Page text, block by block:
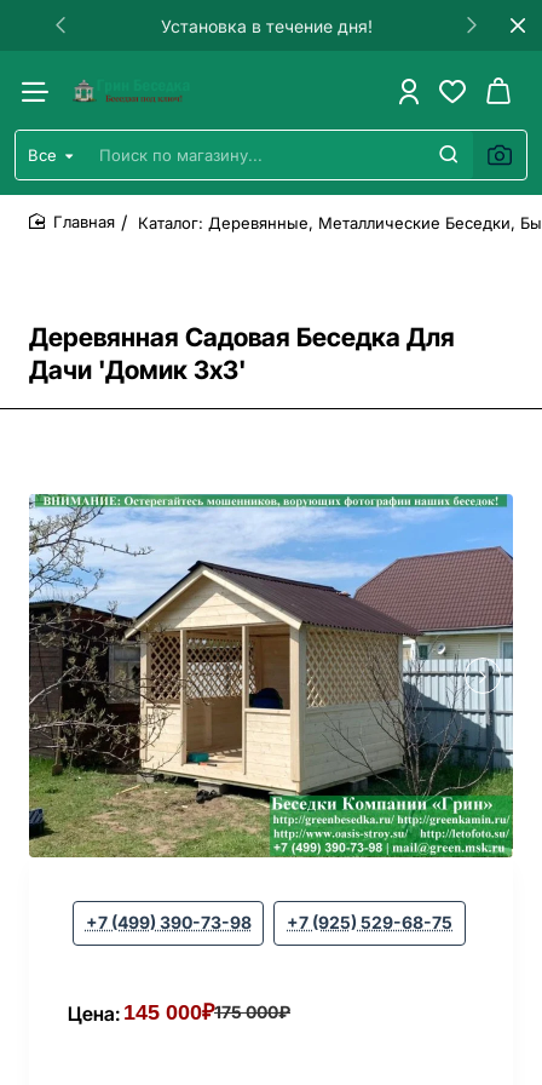
Установка в течение дня!
Все
Поиск
по
магазину...
Деревянная Садовая Беседка Для
Дачи 'Домик 3х3'
Каталог: Деревянные, Металлические Беседки,
+7 (499) 390-73-98 +7 (925) 529-68-75
Цена: 145 000₽175 000₽